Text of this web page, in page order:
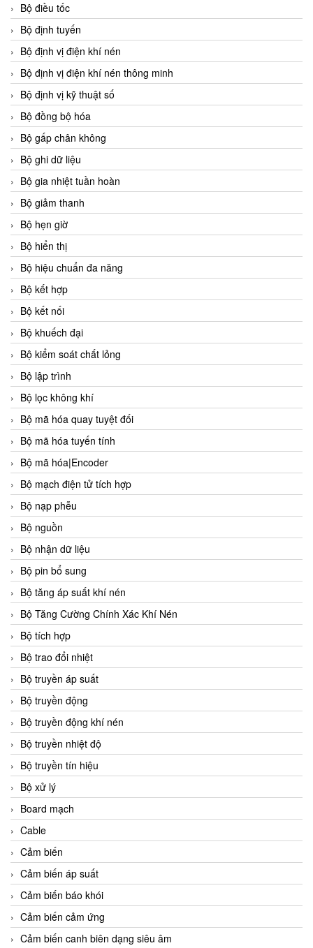
Bộ điều tốc
Bộ định tuyến
Bộ định vị điện khí nén
Bộ định vị điện khí nén thông minh
Bộ định vị kỹ thuật số
Bộ đồng bộ hóa
Bộ gấp chân không
Bộ ghi dữ liệu
Bộ gia nhiệt tuần hoàn
Bộ giảm thanh
Bộ hẹn giờ
Bộ hiển thị
Bộ hiệu chuẩn đa năng
Bộ kết hợp
Bộ kết nối
Bộ khuếch đại
Bộ kiểm soát chất lỏng
Bộ lập trình
Bộ lọc không khí
Bộ mã hóa quay tuyệt đối
Bộ mã hóa tuyến tính
Bộ mã hóa|Encoder
Bộ mạch điện tử tích hợp
Bộ nạp phễu
Bộ nguồn
Bộ nhận dữ liệu
Bộ pin bổ sung
Bộ tăng áp suất khí nén
Bộ Tăng Cường Chính Xác Khí Nén
Bộ tích hợp
Bộ trao đổi nhiệt
Bộ truyền áp suất
Bộ truyền động
Bộ truyền động khí nén
Bộ truyền nhiệt độ
Bộ truyền tín hiệu
Bộ xử lý
Board mạch
Cable
Cảm biến
Cảm biến áp suất
Cảm biến báo khói
Cảm biến cảm ứng
Cảm biến canh biên dạng siêu âm